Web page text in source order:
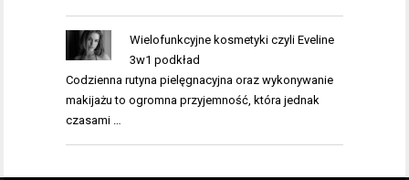
Wielofunkcyjne kosmetyki czyli Eveline
3w1 podkład
Codzienna rutyna pielęgnacyjna oraz wykonywanie
makijażu to ogromna przyjemność, która jednak
czasami …